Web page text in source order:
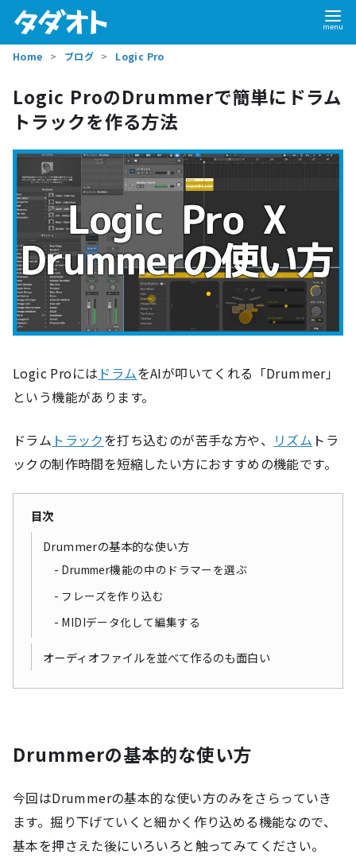
Home ブログ Logic Pro
Logic ProのDrummerで簡単にドラム
トラックを作る方法
Logic Proには ドラムをAIが叩いてくれる「Drummer」
という機能があります。
ドラム トラックを打ち込むのが苦手な方や、 リズム トラ
ックの制作時間を短縮したい方におすすめの機能です。
目次
Drummerの基本的な使い方
Drummer機能の中のドラマーを選ぶ
フレーズを作り込む
MIDIデータ化して編集する
オーディオファイルを並べて作るのも面白い
Drummerの基本的な使い方
今回はDrummerの基本的な使い方のみをさらっていき
ます。掘り下げていくと細かく作り込める機能なので、
基本を押さえた後にいろいろと触ってみてください。